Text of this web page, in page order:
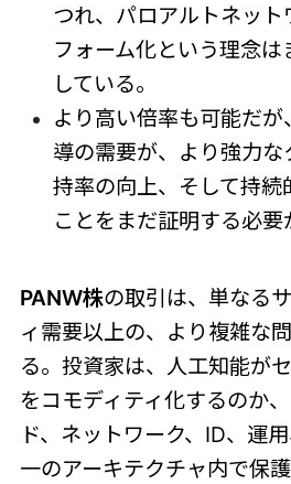
つれ、パロアルトネット
フォーム化という理念
している。
より高い倍率も可能だ
導の需要が、より強力
持率の向上、そして持続
ことをまだ証明する必要
PANW株の取引は、単なる
ィ需要以上の、より複雑な
る。投資家は、人工知能が
をコモディティ化するのか
ド、ネットワーク、ID、運
一のアーキテクチャ内で保